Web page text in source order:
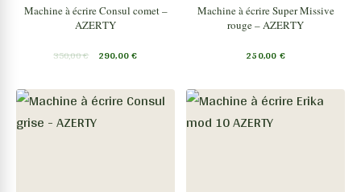
Machine à écrire Consul comet –
AZERTY
350,00€ 290,00€
Machine à écrire Super Missive
rouge – AZERTY
250,00€